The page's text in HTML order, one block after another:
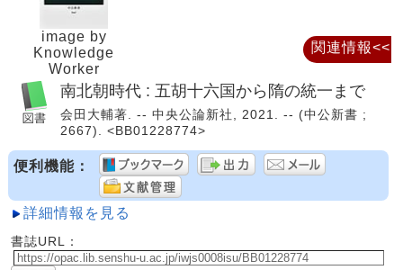
image by
Knowledge
Worker
南北朝時代 : 五胡十六国から隋の統一まで
会田大輔著. -- 中央公論新社, 2021. -- (中公新書 ;
2667). <BB01228774>
便利機能：
詳細情報を見る
書誌URL：
関連情報<<